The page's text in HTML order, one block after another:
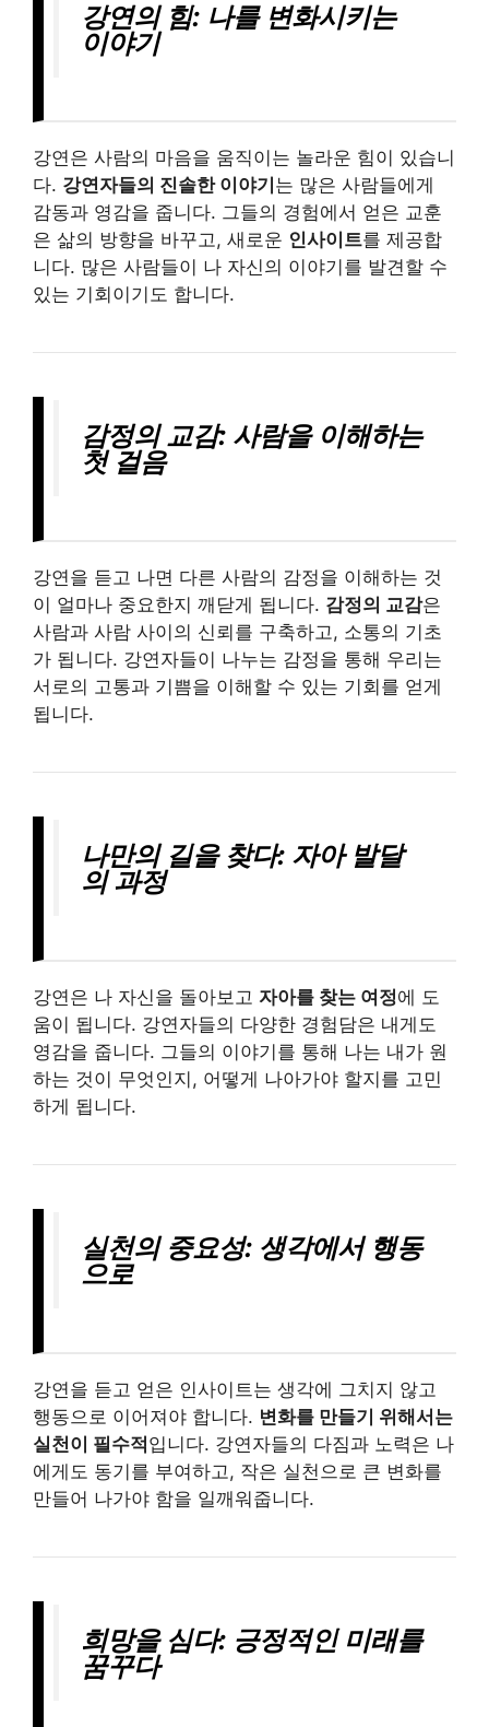
강연의 힘: 나를 변화시키는
이야기
강연은 사람의 마음을 움직이는 놀라운 힘이 있습니
다. 강연자들의 진솔한 이야기 는 많은 사람들에게
감동과 영감을 줍니다. 그들의 경험에서 얻은 교훈
은 삶의 방향을 바꾸고, 새로운 인사이트를 제공합
니다. 많은 사람들이 나 자신의 이야기를 발견할 수
있는 기회이기도 합니다.
감정의 교감: 사람을 이해하는
첫 걸음
강연을 듣고 나면 다른 사람의 감정을 이해하는 것
이 얼마나 중요한지 깨닫게 됩니다. 감정의 교감은
사람과 사람 사이의 신뢰를 구축하고, 소통의 기초
가 됩니다. 강연자들이 나누는 감정을 통해 우리는
서로의 고통과 기쁨을 이해할 수 있는 기회를 얻게
됩니다.
나만의 길을 찾다: 자아 발달
의 과정
강연은 나 자신을 돌아보고 자아를 찾는 여정에 도
움이 됩니다. 강연자들의 다양한 경험담은 내게도
영감을 줍니다. 그들의 이야기를 통해 나는 내가 원
하는 것이 무엇인지, 어떻게 나아가야 할지를 고민
하게 됩니다.
실천의 중요성: 생각에서 행동
으로
강연을 듣고 얻은 인사이트는 생각에 그치지 않고
행동으로 이어져야 합니다. 변화를 만들기 위해서는
실천이 필수적입니다. 강연자들의 다짐과 노력은 나
에게도 동기를 부여하고, 작은 실천으로 큰 변화를
만들어 나가야 함을 일깨워줍니다.
희망을 심다: 긍정적인 미래를
꿈꾸다